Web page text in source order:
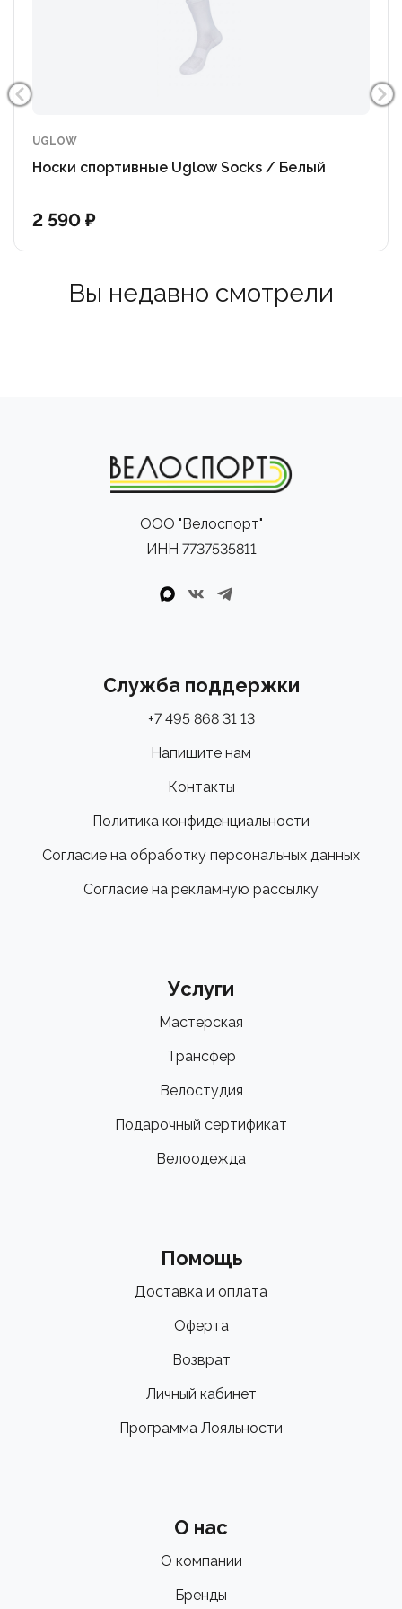
Силиконовые элементы Smart Grip, на подошвенной
части, обеспечивают идеальную посадку и надежно
фиксируют стопу в обуви для максимального
контроля движений
Одежда для спорта Cep - разработана немецкой
компанией MEDI - лидером в области
компрессионных технологий для ме
UGLOW
Носки спортивные Uglow Socks / Белый
2 590 ₽
Вы недавно смотрели
ООО "Велоспорт"
ИНН 7737535811
Служба поддержки
+7 495 868 31 13
Напишите нам
Контакты
Политика конфиденциальности
Согласие на обработку персональных данных
Согласие на рекламную рассылку
Услуги
Мастерская
Трансфер
Велостудия
Подарочный сертификат
Велоодежда
Помощь
Доставка и оплата
Оферта
Возврат
Личный кабинет
Программа Лояльности
О нас
О компании
Бренды